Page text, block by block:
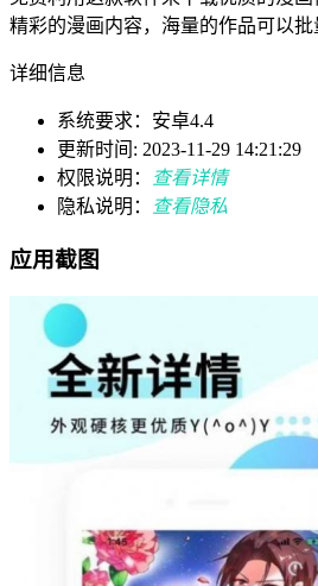
精彩的漫画内容，海量的作品可以
详细信息
系统要求：安卓4.4
更新时间: 2023-11-29 14:21:29
权限说明：
查看详情
隐私说明：
查看隐私
应用截图